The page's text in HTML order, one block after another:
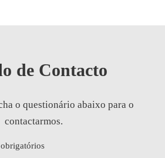
de Contacto
o questionário abaixo para o
contactarmos.